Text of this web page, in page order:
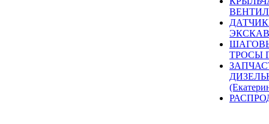
ТРОСЫ